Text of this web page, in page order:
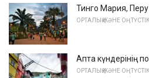
Тинго Мария, Перу
ОРТАЛЫҚ ЖӘНЕ
Апта күндерінің
ОРТАЛЫҚ ЖӘНЕ